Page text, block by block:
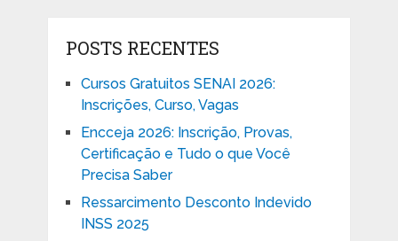
POSTS RECENTES
Cursos Gratuitos SENAI 2026:
Inscrições, Curso, Vagas
Encceja 2026: Inscrição, Provas,
Certificação e Tudo o que Você
Precisa Saber
Ressarcimento Desconto Indevido
INSS 2025